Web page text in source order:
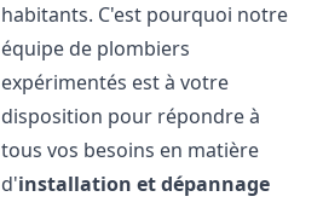
habitants. C'est pourquoi notre
équipe de plombiers
expérimentés est à votre
disposition pour répondre à
tous vos besoins en matière
d'installation et dépannage